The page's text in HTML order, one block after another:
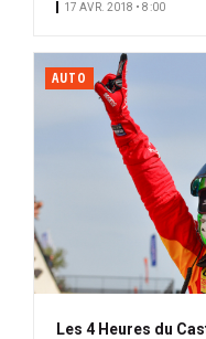
17 AVR. 2018 • 8:00
AUTO
Les 4 Heures du